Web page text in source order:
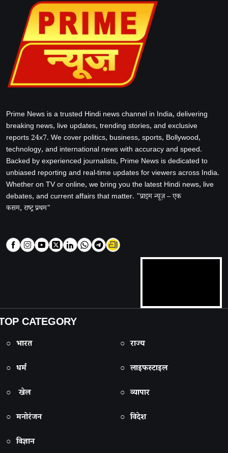
Prime News is a trusted Hindi news channel in India, delivering
breaking news, live updates, trending stories, and exclusive
reports 24x7. We cover politics, business, sports, Bollywood,
technology, and international news with accuracy and speed.
Backed by experienced journalists, Prime News is dedicated to
unbiased reporting and real-time updates for viewers across India.
Whether on TV or online, we bring you the latest Hindi news, live
debates, and current affairs that matter. "प्राइम न्यूज़ – एक
कसम, राष्ट्र प्रथम"
CATEGORY
○ भारत
○ राज्य
○ धर्म
○ लाइफस्टाइल
○ खेल
○ व्यापार
○ मनोरंजन
○ विदेश
○ विज्ञान